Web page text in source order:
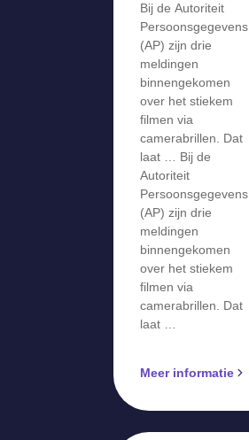
meldingen
over stiekem
filmen via
camerabril
Bij de Autoriteit
Persoonsgegevens
(AP) zijn drie
meldingen
binnengekomen
over het stiekem
filmen via
camerabrillen. Dat
laat … Bij de
Autoriteit
Persoonsgegevens
(AP) zijn drie
meldingen
binnengekomen
over het stiekem
filmen via
camerabrillen. Dat
laat …
Meer informatie